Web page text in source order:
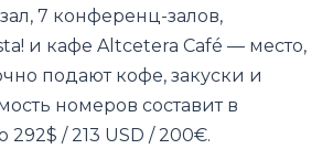
7 конференц-залов,
и кафе Altcetera Café — место,
подают кофе, закуски и
номеров составит в
/ 213 USD / 200€.